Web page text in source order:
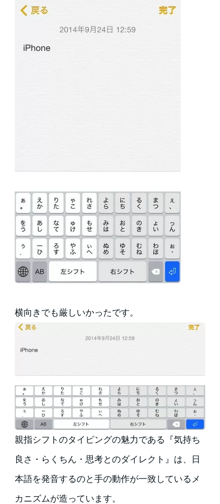
横向きでも厳しいかったです。
親指シフトのタイピングの魅力である『気持ち
良さ・らくちん・思考とのダイレクト』は、日
本語を発音するのと手の動作が一致しているメ
カニズムが造っています。